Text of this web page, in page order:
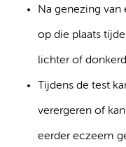
Na genezing van
op die plaats
lichter of
Tijdens de test
verergeren of
eerder eczeem